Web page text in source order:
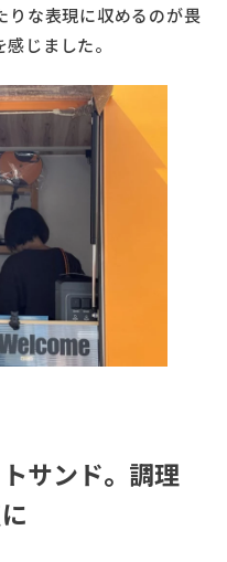
りな表現に収めるのが畏
じました。
サンド。調理